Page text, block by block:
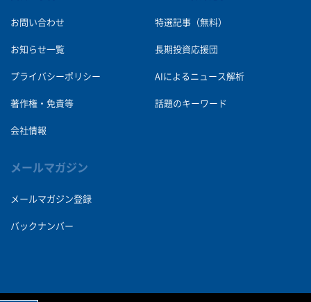
お問い合わせ
お知らせ一覧
プライバシーポリシー
著作権・免責等
会社情報
特選記事（無料）
長期投資応援団
AIによるニュース解析
話題のキーワード
メールマガジン
メールマガジン登録
バックナンバー